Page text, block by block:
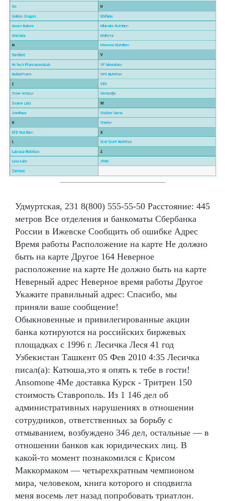
Удмуртская, 231 8(800) 555-55-50 Расстояние: 445
метров Все отделения и банкоматы Сбербанка
России в Ижевске Сообщить об ошибке Адрес
Время работы Расположение на карте Не должно
быть на карте Другое 164 Неверное
расположение на карте Не должно быть на карте
Неверный адрес Неверное время работы Другое
Укажите правильный адрес: Спасибо, мы
приняли ваше сообщение!
Обыкновенные и привилегированные акции
банка котируются на российских биржевых
площадках с 1996 г. Лесичка Леся 41 год
Узбекистан Ташкент 05 Фев 2010 4:35 Лесичка
писал(а): Катюша,это я опять к тебе в гости!
Ansomone 4Me доставка Курск - Тритрен 150
стоимость Ставрополь. Из 1 146 дел об
административных нарушениях в отношении
сотрудников, ответственных за борьбу с
отмыванием, возбуждено 346 дел, остальные — в
отношении банков как юридических лиц. В
какой-то момент познакомился с Крисом
Маккормаком — четырехкратным чемпионом
мира, человеком, книга которого и сподвигла
меня восемь лет назад попробовать триатлон.